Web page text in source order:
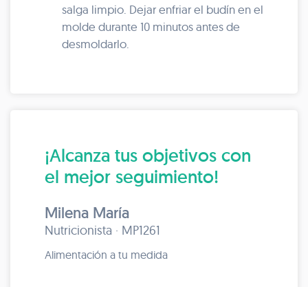
salga limpio. Dejar enfriar el budín en el
molde durante 10 minutos antes de
desmoldarlo.
¡Alcanza tus objetivos con
el mejor seguimiento!
Milena María
Nutricionista · MP1261
Alimentación a tu medida